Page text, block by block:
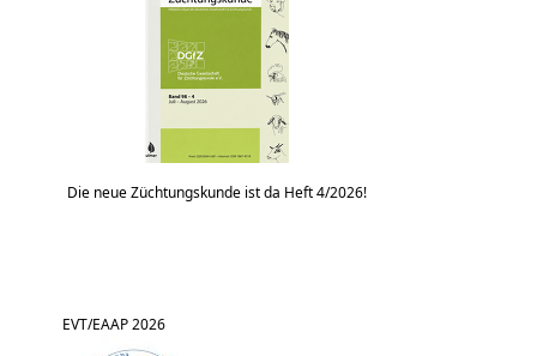
Die neue Züchtungskunde ist da Heft 4/2026!
EVT/EAAP 2026